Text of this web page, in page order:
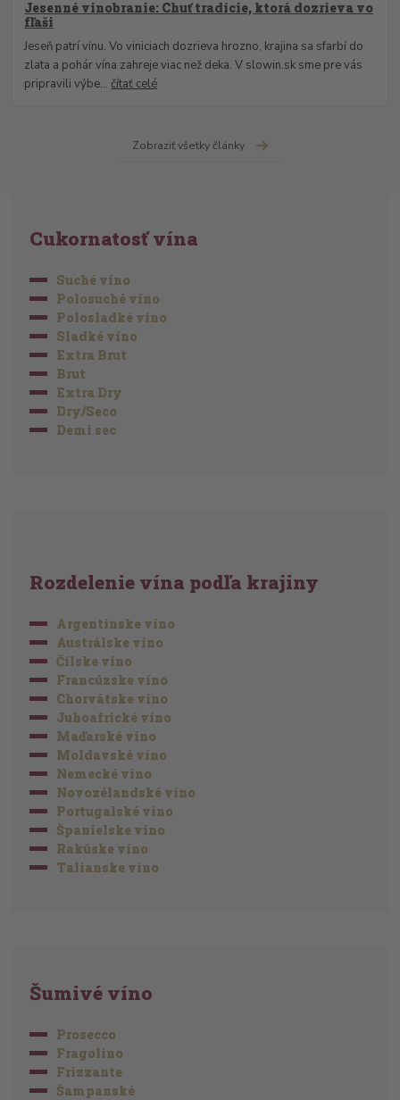
Jesenné vinobranie: Chuť tradície, ktorá dozrieva vo
fľaši
Jeseň patrí vínu. Vo viniciach dozrieva hrozno, krajina sa sfarbí do
zlata a pohár vína zahreje viac než deka. V slowin.sk sme pre vás
pripravili výbe...čítať celé
Zobraziť všetky články
Cukornatosť vína
Suché víno
Polosuché víno
Polosladké víno
Sladké víno
Extra Brut
Brut
Extra Dry
Dry/Seco
Demi sec
Rozdelenie vína podľa krajiny
Argentínske víno
Austrálske víno
Čílske víno
Francúzske víno
Chorvátske víno
Juhoafrické víno
Maďarské víno
Moldavské víno
Nemecké víno
Novozélandské víno
Portugalské víno
Španielske víno
Rakúske víno
Talianske víno
Šumivé víno
Prosecco
Fragolino
Frizzante
Šampanské